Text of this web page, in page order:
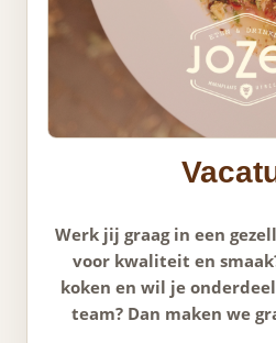
Werk jij graag in een
voor kwaliteit en
koken en wil je
team? Dan maken we